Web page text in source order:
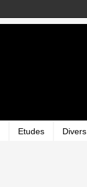
Etudes Divers